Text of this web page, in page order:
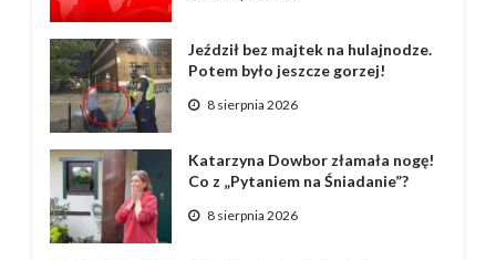
Jeździł bez majtek na hulajnodze.
Potem było jeszcze gorzej!
8 sierpnia 2026
Katarzyna Dowbor złamała nogę!
Co z „Pytaniem na Śniadanie”?
8 sierpnia 2026